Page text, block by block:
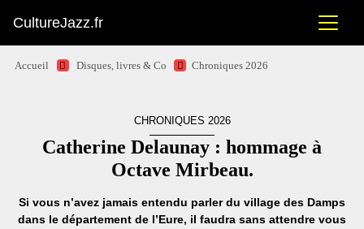
CultureJazz.fr
Accueil Disques, livres & Co Chroniques 2026
CHRONIQUES 2026
Catherine Delaunay : hommage à
Octave Mirbeau.
Si vous n’avez jamais entendu parler du village des Damps
dans le département de l’Eure, il faudra sans attendre vous